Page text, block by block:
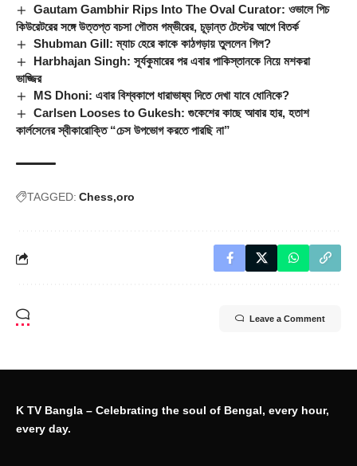
Gautam Gambhir Rips Into The Oval Curator: ওভালে পিচ
কিউরেটরের সঙ্গে উত্তপ্ত বচসা গৌতম গম্ভীরের, চূড়ান্ত টেস্টের আগে বিতর্ক
Shubman Gill: ম্যাচ হেরে কাকে কাঠগড়ায় তুললেন গিল?
Harbhajan Singh: সূর্যকুমারের পর এবার পাকিস্তানকে নিয়ে মশকরা
ভাজ্জির
MS Dhoni: এবার বিশ্বকাপে ধারাভাষ্য দিতে দেখা যাবে ধোনিকে?
Carlsen Looses to Gukesh: গুকেশের কাছে আবার হার, হতাশ
কার্লসেনের স্বীকারোক্তি “চেস উপভোগ করতে পারছি না”
TAGGED: Chess oro
Leave a Comment
K TV Bangla – Celebrating the soul of Bengal, every hour,
every day.